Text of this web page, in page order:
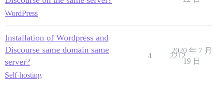
WordPress
Installation of Wordpress and
Discourse same domain same
server?
Self-hosting
4 2212
2020 年 7 月
19 日